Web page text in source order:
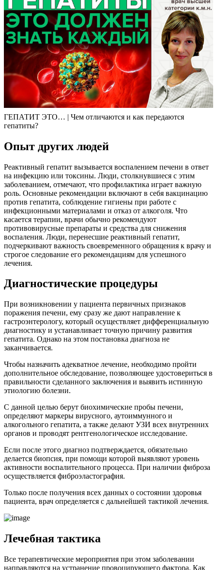
ГЕПАТИТ ЭТО… | Чем отличаются и как передаются
гепатиты?
Опыт других людей
Реактивный гепатит вызывается воспалением печени в ответ
на инфекцию или токсины. Люди, столкнувшиеся с этим
заболеванием, отмечают, что профилактика играет важную
роль. Основные рекомендации включают в себя вакцинацию
против гепатита, соблюдение гигиены при работе с
инфекционными материалами и отказ от алкоголя. Что
касается терапии, врачи обычно рекомендуют
противовирусные препараты и средства для снижения
воспаления. Люди, перенесшие реактивный гепатит,
подчеркивают важность своевременного обращения к врачу и
строгое следование его рекомендациям для успешного
лечения.
Диагностические процедуры
При возникновении у пациента первичных признаков
поражения печени, ему сразу же дают направление к
гастроэнтерологу, который осуществляет дифференциальную
диагностику и устанавливает точную причину развития
гепатита. Однако на этом постановка диагноза не
заканчивается.
Чтобы назначить адекватное лечение, необходимо пройти
дополнительное обследование, позволяющее удостовериться в
правильности сделанного заключения и выявить истинную
этиологию болезни.
С данной целью берут биохимические пробы печени,
определяют маркеры вирусного, аутоиммунного и
алкогольного гепатита, а также делают УЗИ всех внутренних
органов и проводят рентгенологическое исследование.
Если после этого диагноз подтверждается, обязательно
делается биопсия, при помощи которой выявляют уровень
активности воспалительного процесса. При наличии фиброза
осуществляется фиброэластография.
Только после получения всех данных о состоянии здоровья
пациента, врач определяется с дальнейшей тактикой лечения.
Лечебная тактика
Все терапевтические мероприятия при этом заболевании
направляются на устранение провоцирующего фактора. Как